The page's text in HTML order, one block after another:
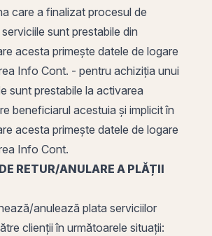
care a finalizat procesul de
sunt prestabile din
acesta primește datele de logare
Info Cont. - pentru achiziția unui
sunt prestabile la activarea
beneficiarul acestuia și implicit în
acesta primește datele de logare
Info Cont.
RETUR/ANULARE A PLĂȚII
anulează plata serviciilor
clienții în următoarele situații: